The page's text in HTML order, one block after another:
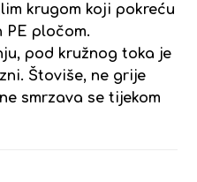
krugom koji pokreću
PE pločom.
pod kružnog toka je
Štoviše, ne grije
smrzava se tijekom